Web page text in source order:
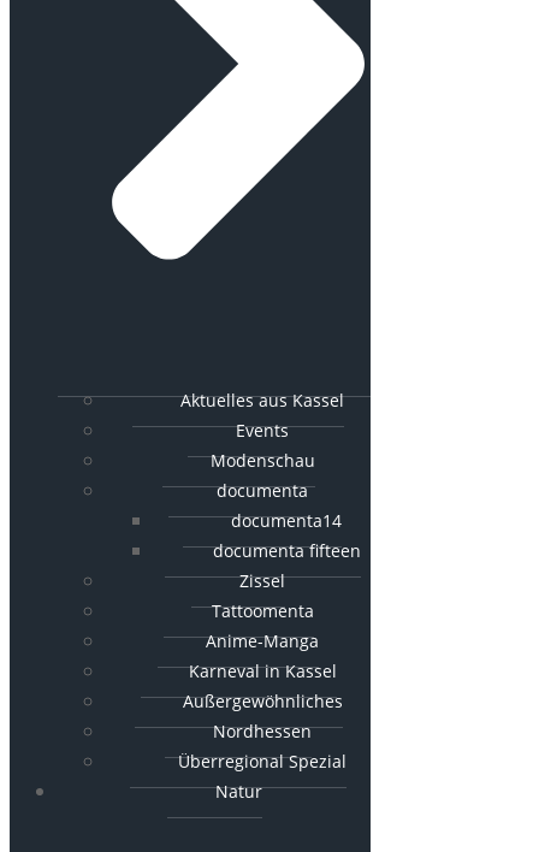
Aktuelles aus Kassel
Events
Modenschau
documenta
documenta14
documenta fifteen
Zissel
Tattoomenta
Anime-Manga
Karneval in Kassel
Außergewöhnliches
Nordhessen
Überregional Spezial
Natur